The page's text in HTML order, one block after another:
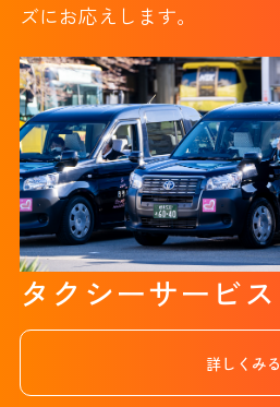
ズにお応えします。
タクシーサービス
詳しくみる